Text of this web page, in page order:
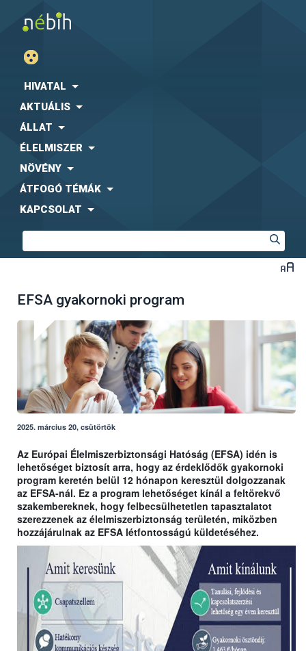
HIVATAL
AKTUÁLIS
ÁLLAT
ÉLELMISZER
NÖVÉNY
ÁTFOGÓ TÉMÁK
KAPCSOLAT
EFSA gyakornoki program
2025. március 20, csütörtök
Az Európai Élelmiszerbiztonsági Hatóság (EFSA) idén is
lehetőséget biztosít arra, hogy az érdeklődők gyakornoki
program keretén belül 12 hónapon keresztül dolgozzanak
az EFSA-nál. Ez a program lehetőséget kínál a feltörekvő
szakembereknek, hogy felbecsülhetetlen tapasztalatot
szerezzenek az élelmiszerbiztonság területén, miközben
hozzájárulnak az EFSA létfontosságú küldetéséhez.